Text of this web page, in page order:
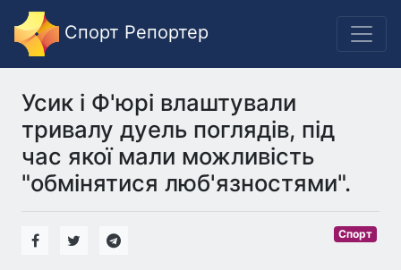
Спорт Репортер
Усик і Ф'юрі влаштували
тривалу дуель поглядів, під
час якої мали можливість
"обмінятися люб'язностями".
Спорт